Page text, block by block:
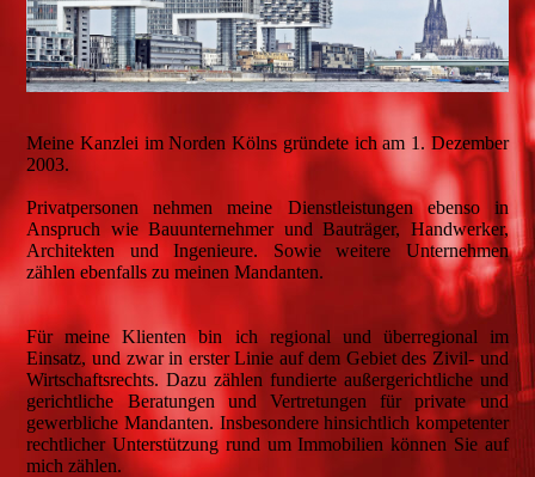
Meine Kanzlei im Norden Kölns gründete ich am 1. Dezember
2003.
Privatpersonen nehmen meine Dienstleistungen ebenso in
Anspruch wie Bauunternehmer und Bauträger, Handwerker,
Architekten und Ingenieure. Sowie weitere Unternehmen
zählen ebenfalls zu meinen Mandanten.
Für meine Klienten bin ich regional und überregional im
Einsatz, und zwar in erster Linie auf dem Gebiet des Zivil- und
Wirtschaftsrechts. Dazu zählen fundierte außergerichtliche und
gerichtliche Beratungen und Vertretungen für private und
gewerbliche Mandanten. Insbesondere hinsichtlich kompetenter
rechtlicher Unterstützung rund um Immobilien können Sie auf
mich zählen.